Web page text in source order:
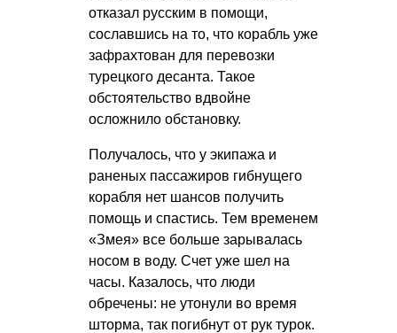
отказал русским в помощи,
сославшись на то, что корабль уже
зафрахтован для перевозки
турецкого десанта. Такое
обстоятельство вдвойне
осложнило обстановку.
Получалось, что у экипажа и
раненых пассажиров гибнущего
корабля нет шансов получить
помощь и спастись. Тем временем
«Змея» все больше зарывалась
носом в воду. Счет уже шел на
часы. Казалось, что люди
обречены: не утонули во время
шторма, так погибнут от рук турок.